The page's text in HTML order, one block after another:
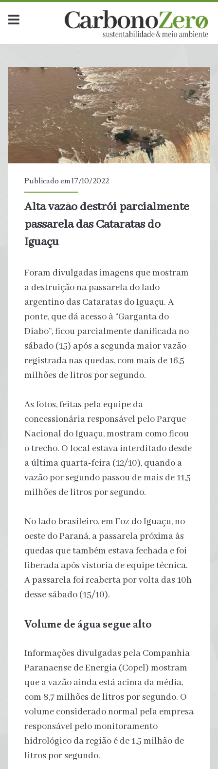
Publicado em 17/10/2022
Alta vazão destrói parcialmente
passarela das Cataratas do
Iguaçu
Foram divulgadas imagens que mostram
a destruição na passarela do lado
argentino das Cataratas do Iguaçu. A
ponte, que dá acesso à “Garganta do
Diabo”, ficou parcialmente danificada no
sábado (15) após a segunda maior vazão
registrada nas quedas, com mais de 16,5
milhões de litros por segundo.
As fotos, feitas pela equipe da
concessionária responsável pelo Parque
Nacional do Iguaçu, mostram como ficou
o trecho. O local estava interditado desde
a última quarta-feira (12/10), quando a
vazão por segundo passou de mais de 11,5
milhões de litros por segundo.
No lado brasileiro, em Foz do Iguaçu, no
oeste do Paraná, a passarela próxima às
quedas que também estava fechada e foi
liberada após vistoria de equipe técnica.
A passarela foi reaberta por volta das 10h
desse sábado (15/10).
Volume de água segue alto
Informações divulgadas pela Companhia
Paranaense de Energia (Copel) mostram
que a vazão ainda está acima da média,
com 8,7 milhões de litros por segundo. O
volume considerado normal pela empresa
responsável pelo monitoramento
hidrológico da região é de 1,5 milhão de
litros por segundo.